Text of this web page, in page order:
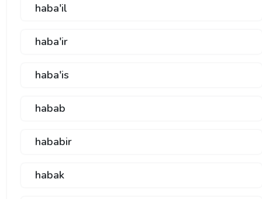
haba'il
haba'ir
haba'is
habab
hababir
habak